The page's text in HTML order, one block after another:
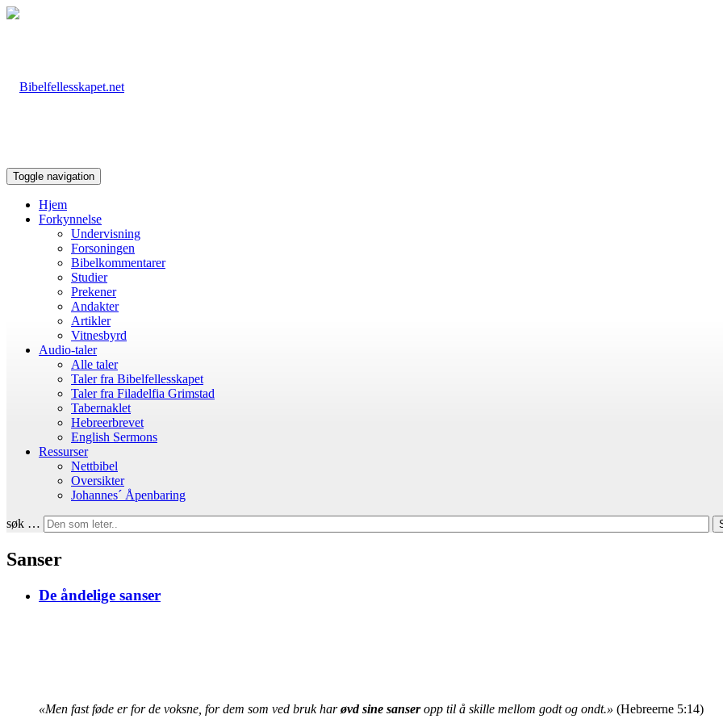
Toggle navigation
Hjem
Forkynnelse
Undervisning
Forsoningen
Bibelkommentarer
Studier
Prekener
Andakter
Artikler
Vitnesbyrd
Audio-taler
Alle taler
Taler fra Bibelfellesskapet
Taler fra Filadelfia Grimstad
Tabernaklet
Hebreerbrevet
English Sermons
Ressurser
Nettbibel
Oversikter
Johannes´ Åpenbaring
søk …
Sanser
De åndelige sanser
«Men fast føde er for de voksne, for dem som ved bruk harøvd sine sanseropp til å skille mellom godt og ondt.» (Hebreerne 5:14)